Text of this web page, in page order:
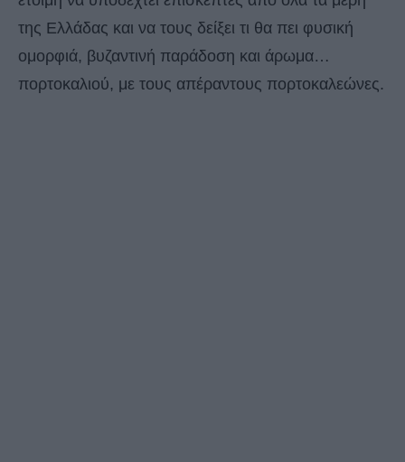
της Ελλάδας και να τους δείξει τι θα πει φυσική
ομορφιά, βυζαντινή παράδοση και άρωμα…
πορτοκαλιού, με τους απέραντους πορτοκαλεώνες.